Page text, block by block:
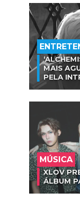
MAIS
PELA
MÚSICA
XLOV
ÁLBUM